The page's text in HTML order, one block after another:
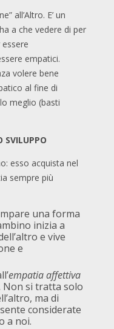
all’Altro. E’ un
a che vedere di per
empatici.
volere bene
al fine di
meglio (basti
SVILUPPO
esso acquista nel
sempre più
una forma
inizia a
e vive
e
empatia affettiva
Non si tratta solo
ma di
considerate
a noi.